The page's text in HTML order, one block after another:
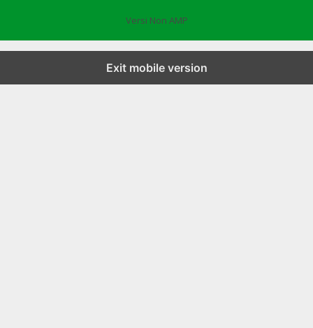
Versi Non AMP
Exit mobile version